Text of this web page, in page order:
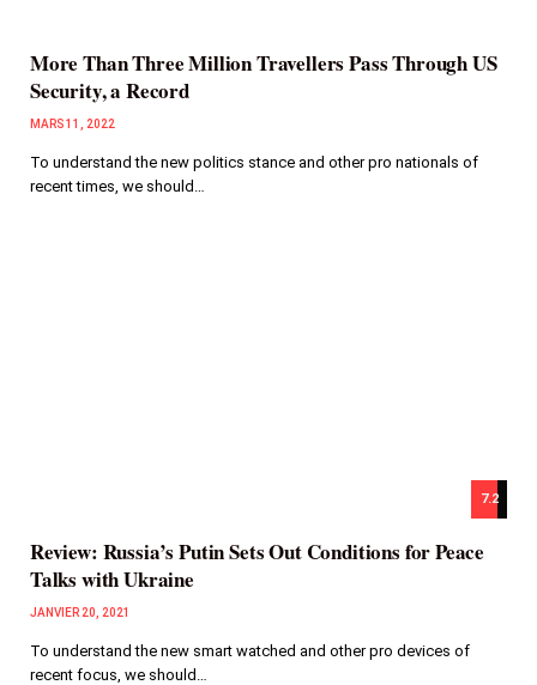
More Than Three Million Travellers Pass Through US
Security, a Record
MARS 11, 2022
To understand the new politics stance and other pro nationals of
recent times, we should…
7.2
Review: Russia’s Putin Sets Out Conditions for Peace
Talks with Ukraine
JANVIER 20, 2021
To understand the new smart watched and other pro devices of
recent focus, we should…